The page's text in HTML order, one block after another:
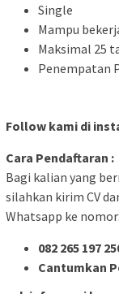
Single
Mampu
Maksimal 25
Penempatan
Follow kami di
Cara Pendaftaran :
Bagi kalian yang
silahkan kirim CV
Whatsapp ke nomor:
082 265 197
Cantumkan